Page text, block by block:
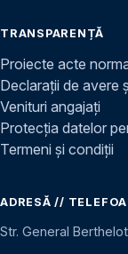
TRANSPARENȚĂ
Proiecte acte
Declarații de avere
Venituri angajați
Protecția datelor
Termeni și condiții
ADRESĂ //
Str. General